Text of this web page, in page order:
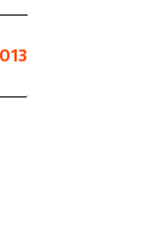
013